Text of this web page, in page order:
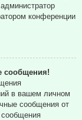
конференции
сообщения!
в вашем личном
сообщения от
сообщения